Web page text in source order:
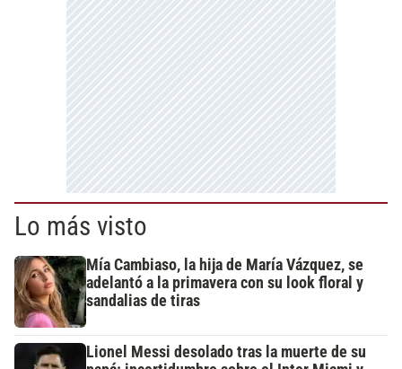
Lo más visto
Mía Cambiaso, la hija de María Vázquez, se
adelantó a la primavera con su look floral y
sandalias de tiras
Lionel Messi desolado tras la muerte de su